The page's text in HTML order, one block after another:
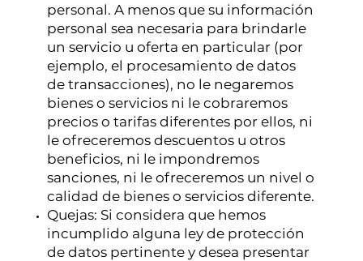
personal. A menos que su información
personal sea necesaria para brindarle
un servicio u oferta en particular (por
ejemplo, el procesamiento de datos
de transacciones), no le negaremos
bienes o servicios ni le cobraremos
precios o tarifas diferentes por ellos, ni
le ofreceremos descuentos u otros
beneficios, ni le impondremos
sanciones, ni le ofreceremos un nivel o
calidad de bienes o servicios diferente.
Quejas: Si considera que hemos
incumplido alguna ley de protección
de datos pertinente y desea presentar